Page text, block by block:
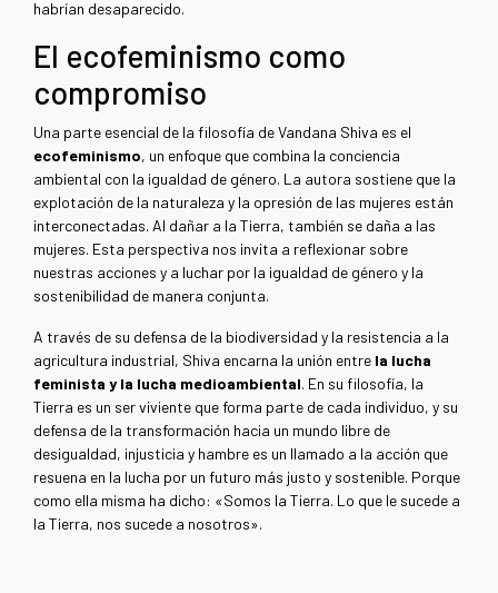
habrían desaparecido.
El ecofeminismo como
compromiso
Una parte esencial de la filosofía de Vandana Shiva es el
ecofeminismo, un enfoque que combina la conciencia
ambiental con la igualdad de género. La autora sostiene que la
explotación de la naturaleza y la opresión de las mujeres están
interconectadas. Al dañar a la Tierra, también se daña a las
mujeres. Esta perspectiva nos invita a reflexionar sobre
nuestras acciones y a luchar por la igualdad de género y la
sostenibilidad de manera conjunta.
A través de su defensa de la biodiversidad y la resistencia a la
agricultura industrial, Shiva encarna la unión entre la lucha
feminista y la lucha medioambiental. En su filosofía, la
Tierra es un ser viviente que forma parte de cada individuo, y su
defensa de la transformación hacia un mundo libre de
desigualdad, injusticia y hambre es un llamado a la acción que
resuena en la lucha por un futuro más justo y sostenible. Porque
como ella misma ha dicho: «Somos la Tierra. Lo que le sucede a
la Tierra, nos sucede a nosotros».